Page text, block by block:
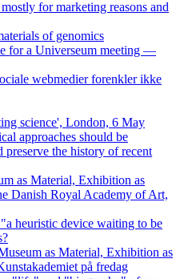
for marketing reasons and
of genomics
for a Universeum meeting —
webmedier forenkler ikke
science', London, 6 May
approaches should be
preserve the history of recent
as Material, Exhibition as
Danish Royal Academy of Art,
heuristic device waiting to be
as Material, Exhibition as
på fredag